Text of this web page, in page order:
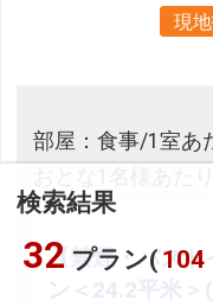
検索結果
32 プラン(104
現
部屋：食事/1室あ
【禁煙・バス
ン＜24.2平米